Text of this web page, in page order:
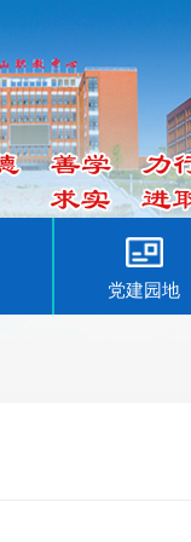
党建园地